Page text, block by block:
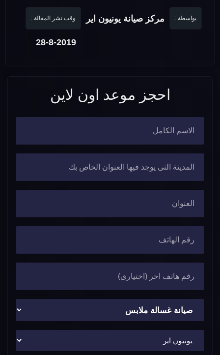
بواسطة : مركز صيانة يونيون اير وقت نشر المقالة :
28-8-2019
احجز موعد اون لاين